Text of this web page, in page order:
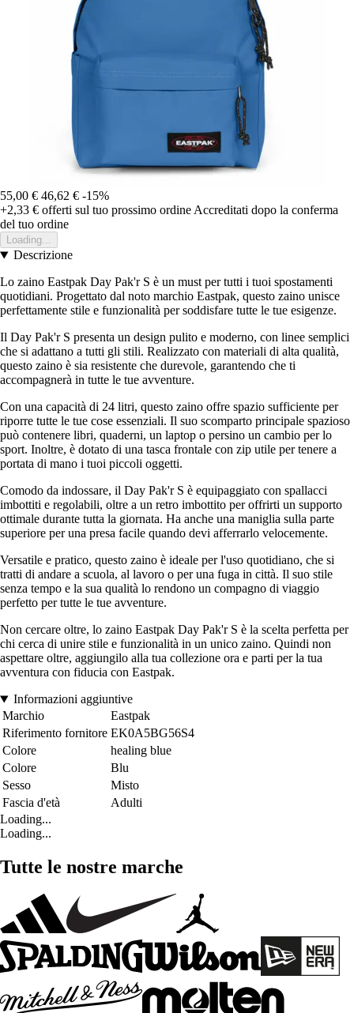
55,00 € 46,62 € -15%
+2,33 € offerti sul tuo prossimo ordine Accreditati dopo la conferma
del tuo ordine
Loading...
Descrizione
Lo zaino Eastpak Day Pak'r S è un must per tutti i tuoi spostamenti
quotidiani. Progettato dal noto marchio Eastpak, questo zaino unisce
perfettamente stile e funzionalità per soddisfare tutte le tue esigenze.
Il Day Pak'r S presenta un design pulito e moderno, con linee semplici
che si adattano a tutti gli stili. Realizzato con materiali di alta qualità,
questo zaino è sia resistente che durevole, garantendo che ti
accompagnerà in tutte le tue avventure.
Con una capacità di 24 litri, questo zaino offre spazio sufficiente per
riporre tutte le tue cose essenziali. Il suo scomparto principale spazioso
può contenere libri, quaderni, un laptop o persino un cambio per lo
sport. Inoltre, è dotato di una tasca frontale con zip utile per tenere a
portata di mano i tuoi piccoli oggetti.
Comodo da indossare, il Day Pak'r S è equipaggiato con spallacci
imbottiti e regolabili, oltre a un retro imbottito per offrirti un supporto
ottimale durante tutta la giornata. Ha anche una maniglia sulla parte
superiore per una presa facile quando devi afferrarlo velocemente.
Versatile e pratico, questo zaino è ideale per l'uso quotidiano, che si
tratti di andare a scuola, al lavoro o per una fuga in città. Il suo stile
senza tempo e la sua qualità lo rendono un compagno di viaggio
perfetto per tutte le tue avventure.
Non cercare oltre, lo zaino Eastpak Day Pak'r S è la scelta perfetta per
chi cerca di unire stile e funzionalità in un unico zaino. Quindi non
aspettare oltre, aggiungilo alla tua collezione ora e parti per la tua
avventura con fiducia con Eastpak.
Informazioni aggiuntive
Marchio
Eastpak
Riferimento fornitore EK0A5BG56S4
Colore
healing blue
Colore
Blu
Sesso
Misto
Fascia d'età
Adulti
Loading...
Loading...
Tutte le nostre marche